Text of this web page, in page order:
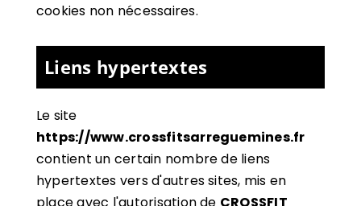
cookies non nécessaires.
Liens hypertextes
Le site
https://www.crossfitsarreguemines.fr
contient un certain nombre de liens
hypertextes vers d'autres sites, mis en